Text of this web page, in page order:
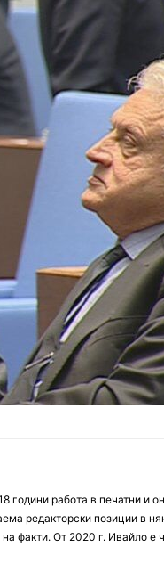
години работа в печатни и
редакторски позиции в
факти. От 2020 г. Ивайло е